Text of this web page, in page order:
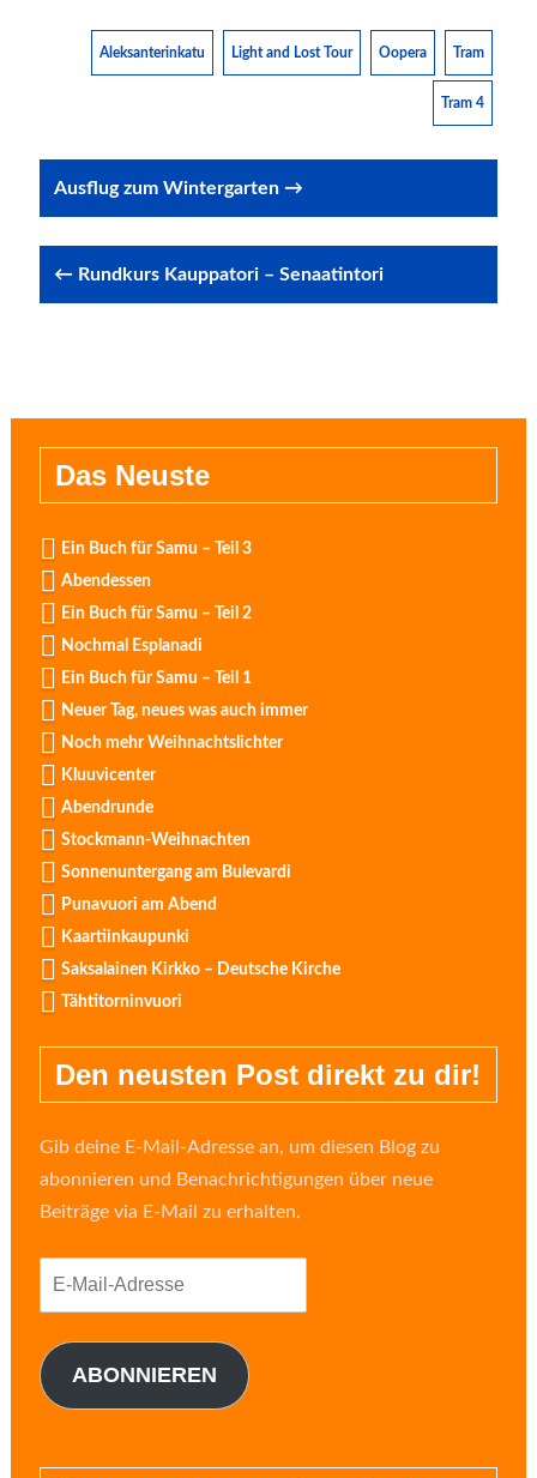
Aleksanterinkatu Light and Lost Tour Oopera Tram
Tram 4
Post
navigation
Ausflug zum Wintergarten →
← Rundkurs Kauppatori – Senaatintori
Das Neuste
Ein Buch für Samu – Teil 3
Abendessen
Ein Buch für Samu – Teil 2
Nochmal Esplanadi
Ein Buch für Samu – Teil 1
Neuer Tag, neues was auch immer
Noch mehr Weihnachtslichter
Kluuvicenter
Abendrunde
Stockmann-Weihnachten
Sonnenuntergang am Bulevardi
Punavuori am Abend
Kaartiinkaupunki
Saksalainen Kirkko – Deutsche Kirche
Tähtitorninvuori
Den neusten Post direkt zu dir!
Gib deine E-Mail-Adresse an, um diesen Blog zu
abonnieren und Benachrichtigungen über neue
Beiträge via E-Mail zu erhalten.
ABONNIEREN